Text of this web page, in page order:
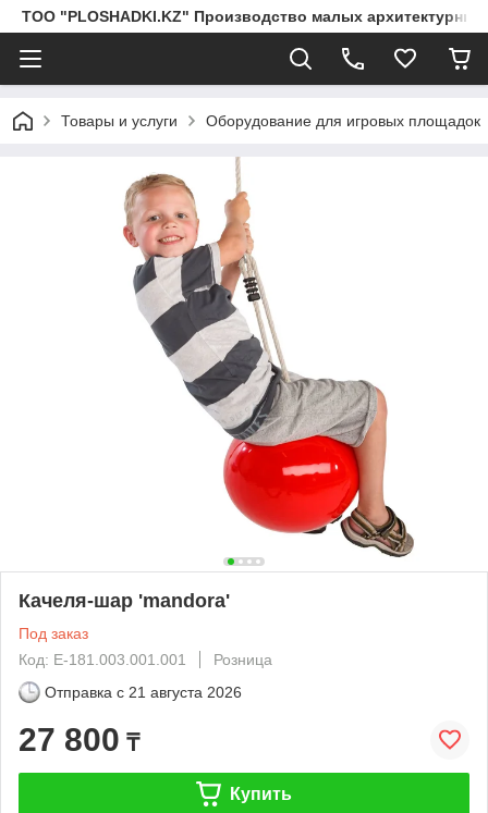
ТОО "PLOSHADKI.KZ" Производство малых
Товары и услуги Оборудование для игровых площадок
Качеля-шар 'mandora'
Под заказ
Код: E-181.003.001.001
Розница
Отправка с 21 августа 2026
27 800 ₸
Купить